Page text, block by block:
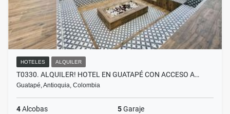
HOTELES ALQUILER
T0330. ALQUILER! HOTEL EN GUATAPÉ CON ACCESO A…
Guatapé, Antioquia, Colombia
4Alcobas 5Garaje